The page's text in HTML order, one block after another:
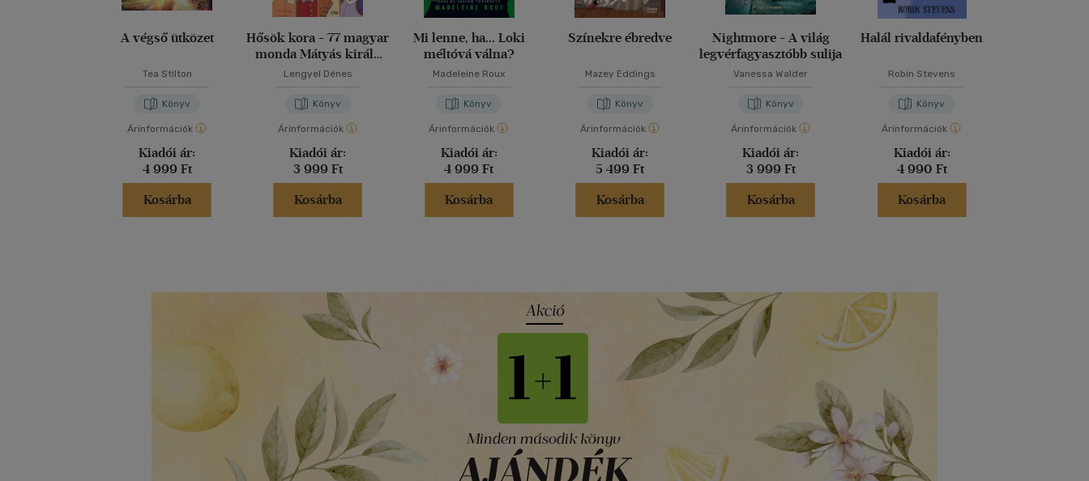
A végső ütközet
Tea Stilton
Könyv
Árinformációk
Kiadói ár:
4 999 Ft
Kosárba
Hősök kora - 77 magyar
monda Mátyás király
korától 1848-ig
Lengyel Dénes
Könyv
Árinformációk
Kiadói ár:
3 999 Ft
Kosárba
Mi lenne, ha... Loki
méltóvá válna?
Madeleine Roux
Könyv
Árinformációk
Kiadói ár:
4 999 Ft
Kosárba
Színekre ébredve
Mazey Eddings
Könyv
Árinformációk
Kiadói ár:
5 499 Ft
Kosárba
Nightmore - A világ
legvérfagyasztóbb sulija
Vanessa Walder
Könyv
Árinformációk
Kiadói ár:
3 999 Ft
Kosárba
Halál rivaldafényben
Robin Stevens
Könyv
Árinformációk
Kiadói ár:
4 990 Ft
Kosárba